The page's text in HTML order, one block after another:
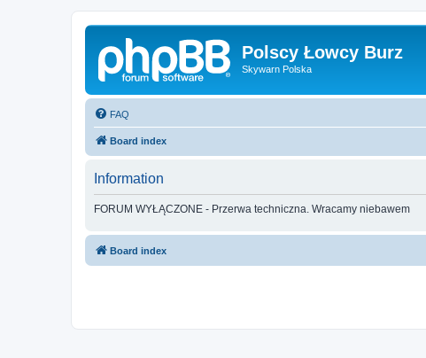
Polscy Łowcy Burz
Skywarn Polska
FAQ
Board index
Information
FORUM WYŁĄCZONE - Przerwa techniczna. Wracamy niebawem
Board index